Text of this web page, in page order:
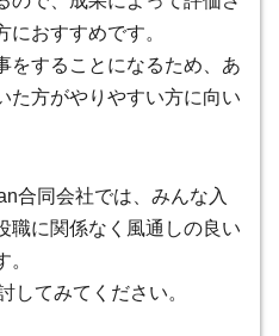
におすすめです。
をすることになるため、あ
た方がやりやすい方に向い
合同会社では、みんな入
職に関係なく風通しの良い
してみてください。